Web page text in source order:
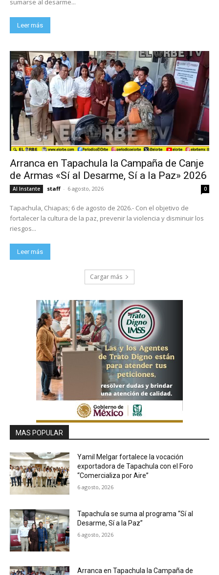
sumarse al desarme...
Leer más
Arranca en Tapachula la Campaña de Canje
de Armas «Sí al Desarme, Sí a la Paz» 2026
Al Instante staff - 6 agosto, 2026 0
Tapachula, Chiapas; 6 de agosto de 2026.- Con el objetivo de
fortalecer la cultura de la paz, prevenir la violencia y disminuir los
riesgos...
Leer más
Cargar más
MAS POPULAR
Yamil Melgar fortalece la vocación
exportadora de Tapachula con el Foro
“Comercializa por Aire”
6 agosto, 2026
Tapachula se suma al programa “Sí al
Desarme, Sí a la Paz”
6 agosto, 2026
Arranca en Tapachula la Campaña de